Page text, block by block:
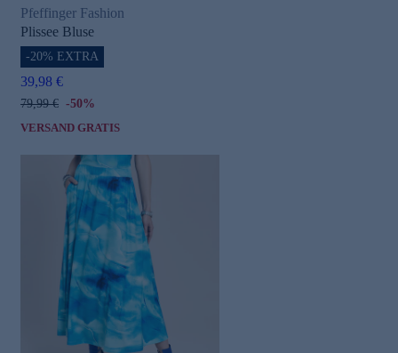
Pfeffinger Fashion
Plissee Bluse
-20% EXTRA
39,98 €
79,99 € -50%
VERSAND GRATIS